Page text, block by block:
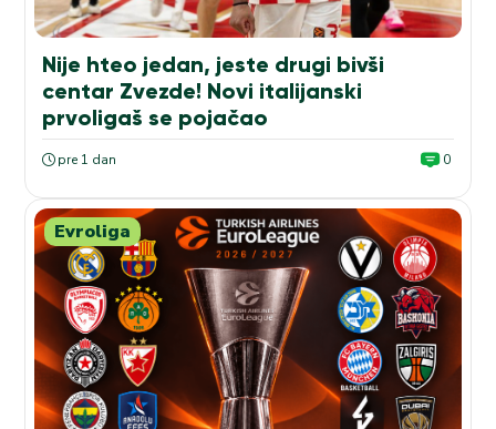
Nije hteo jedan, jeste drugi bivši
centar Zvezde! Novi italijanski
prvoligaš se pojačao
pre 1 dan 0
Evroliga